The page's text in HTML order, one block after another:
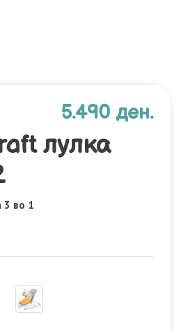
5.490 ден.
лулка
3 во 1